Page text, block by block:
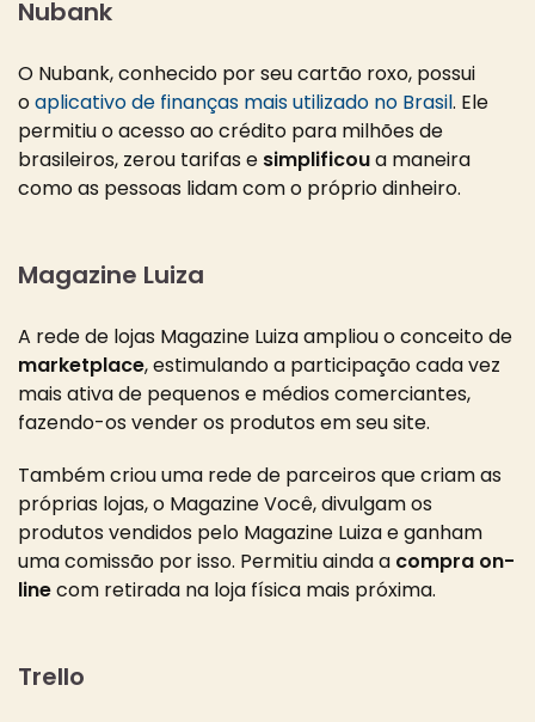
Nubank
O Nubank, conhecido por seu cartão roxo, possui
oaplicativo de finanças mais utilizado no Brasil. Ele
permitiu o acesso ao crédito para milhões de
brasileiros, zerou tarifas e simplificoua maneira
como as pessoas lidam com o próprio dinheiro.
Magazine Luiza
A rede de lojas Magazine Luiza ampliou o conceito de
marketplace, estimulando a participação cada vez
mais ativa de pequenos e médios comerciantes,
fazendo-os vender os produtos em seu site.
Também criou uma rede de parceiros que criam as
próprias lojas, o Magazine Você, divulgam os
produtos vendidos pelo Magazine Luiza e ganham
uma comissão por isso. Permitiu ainda a compra on-
linecom retirada na loja física mais próxima.
Trello